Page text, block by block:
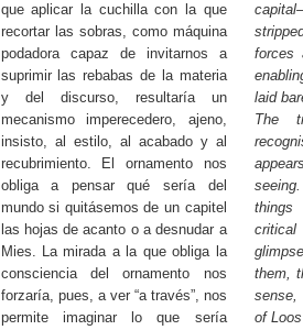
que aplicar la cuchilla con la que
recortar las sobras, como máquina
podadora capaz de invitarnos a
suprimir las rebabas de la materia
y del discurso, resultaría un
mecanismo imperecedero, ajeno,
insisto, al estilo, al acabado y al
recubrimiento. El ornamento nos
obliga a pensar qué sería del
mundo si quitásemos de un capitel
las hojas de acanto o a desnudar a
Mies. La mirada a la que obliga la
consciencia del ornamento nos
forzaría, pues, a ver “a través”, nos
permite imaginar lo que sería
forces
laid
The
them,
of